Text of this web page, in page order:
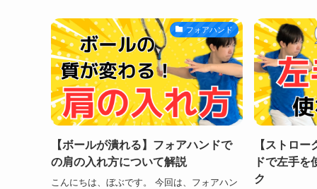
フォアハンド
【ボールが潰れる】フォアハンドで
の肩の入れ方について解説
こんにちは、ぼぶです。 今回は、フォアハン
【ストロ
ドで左手
ク